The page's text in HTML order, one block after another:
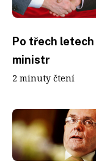
Po třech
ministr
2 minuty čtení